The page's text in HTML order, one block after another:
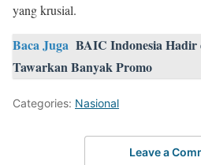
yang krusial.
Baca Juga BAIC Indonesia
Tawarkan Banyak Promo
Categories: Nasional
Leave a